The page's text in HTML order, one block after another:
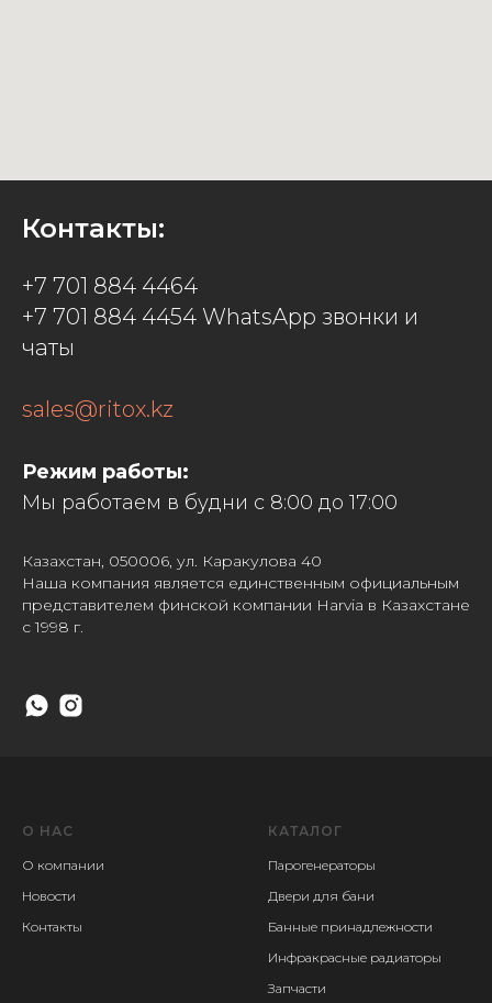
Контакты:
+7 701 884 4464
+7 701 884 4454 WhatsApp звонки и
чаты
sales@ritox.kz
Режим работы:
Мы работаем в будни с 8:00 до 17:00
Казахстан, 050006, ул. Каракулова 40
Наша компания является единственным официальным
представителем финской компании Harvia в Казахстане
с 1998 г.
О НАС
О компании
Новости
Контакты
КАТАЛОГ
Парогенераторы
Двери для бани
Банные принадлежности
Инфракрасные радиаторы
Запчасти